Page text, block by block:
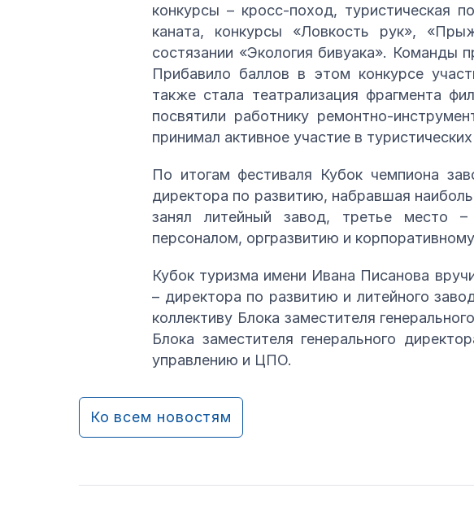
конкурсы – кросс-поход, туристическая
каната, конкурсы «Ловкость рук»,
состязании «Экология бивуака». Команды
Прибавило баллов в этом конкурсе
также стала театрализация фрагмента
посвятили работнику ремонтно-
принимал активное участие в
По итогам фестиваля Кубок чемпиона
директора по развитию, набравшая
занял литейный завод, третье место –
персоналом, оргразвитию и
Кубок туризма имени Ивана Писанова
– директора по развитию и литейного
коллективу Блока заместителя
Блока заместителя генерального
управлению и ЦПО.
Ко всем новостям